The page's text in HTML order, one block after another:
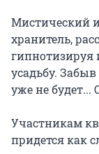
Мистический
хранитель,
гипнотизируя
усадьбу.
уже не будет...
Участникам
придется как